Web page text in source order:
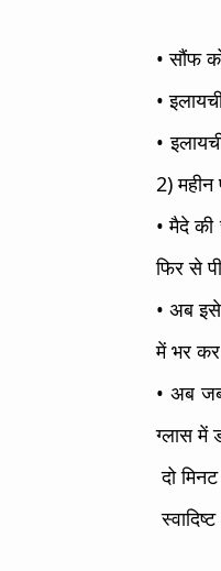
• सौंफ
•
•
2) महीन
• मैदे की
फिर से
• अब इसे
में भर कर
• अब
ग्लास में
दो